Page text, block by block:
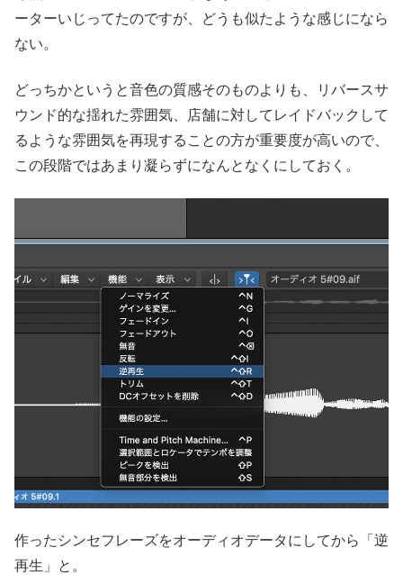
ーターいじってたのですが、どうも似たような感じになら
ない。
どっちかというと音色の質感そのものよりも、リバースサ
ウンド的な揺れた雰囲気、店舗に対してレイドバックして
るような雰囲気を再現することの方が重要度が高いので、
この段階ではあまり凝らずになんとなくにしておく。
作ったシンセフレーズをオーディオデータにしてから「逆
再生」と。